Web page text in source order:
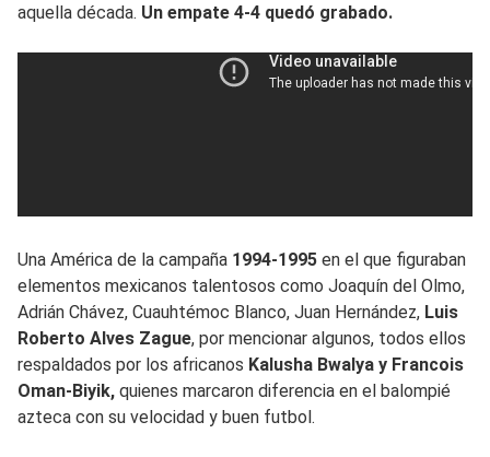
aquella década. Un empate 4-4 quedó grabado.
Una América de la campaña 1994-1995 en el que figuraban
elementos mexicanos talentosos como Joaquín del Olmo,
Adrián Chávez, Cuauhtémoc Blanco, Juan Hernández, Luis
Roberto Alves Zague, por mencionar algunos, todos ellos
respaldados por los africanos Kalusha Bwalya y Francois
Oman-Biyik, quienes marcaron diferencia en el balompié
azteca con su velocidad y buen futbol.